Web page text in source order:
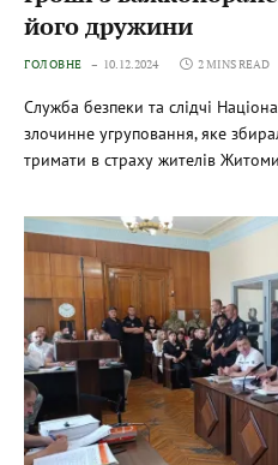
його дружини
ГОЛОВНЕ 10.12.2024 2 MINS READ
Служба безпеки та слідчі
злочинне угруповання, яке
тримати в страху жителів